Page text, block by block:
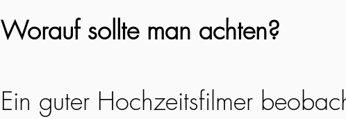
Worauf sollte man achten?
Ein guter Hochzeitsfilmer